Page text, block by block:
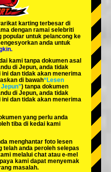
Tokyo Bay
Osaka
karting terbesar di
dengan ramai selebriti
popular untuk pelancong ke
anda untuk
kami tanpa dokumen asal
di Jepun, anda tidak
dan tidak akan menerima
di bawah“Lesen
) tanpa dokumen
di Jepun, anda tidak
dan tidak akan menerima
yang perlu anda
tiba di kedai kami
menghantar foto lesen
telah anda peroleh selepas
melalui chat atau e-mel
kami dapat menyemak
masalah.